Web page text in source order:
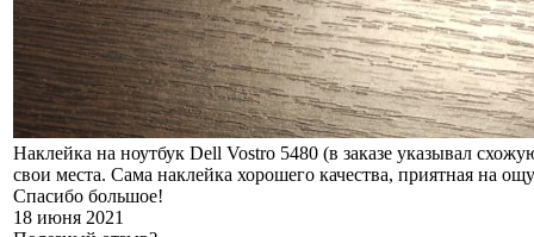
Наклейка на ноутбук Dell Vostro 5480 (в заказе указывал
свои места. Сама наклейка хорошего качества, приятная на
Спасибо большое!
18 июня 2021